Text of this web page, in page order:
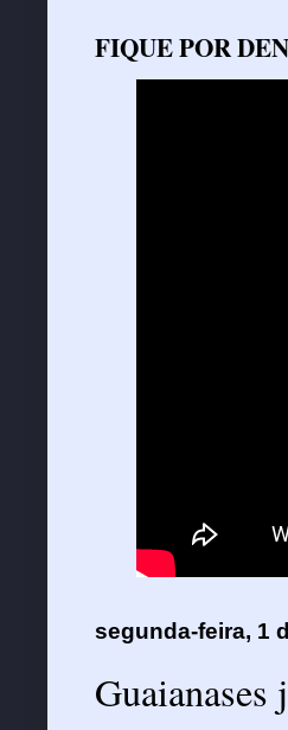
FIQUE POR
segunda-feira, 1